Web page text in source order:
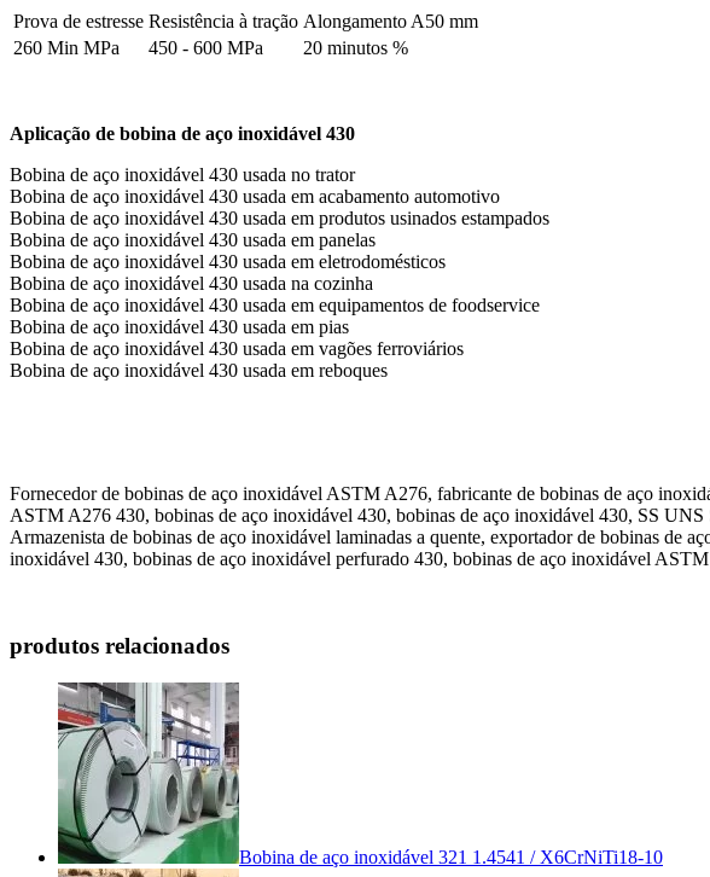
Prova de estresse Resistência à tração Alongamento A50 mm
260 Min MPa
450 - 600 MPa 20 minutos %
Aplicação de bobina de aço inoxidável 430
Bobina de aço inoxidável 430 usada no trator
Bobina de aço inoxidável 430 usada em acabamento automotivo
Bobina de aço inoxidável 430 usada em produtos usinados estampados
Bobina de aço inoxidável 430 usada em panelas
Bobina de aço inoxidável 430 usada em eletrodomésticos
Bobina de aço inoxidável 430 usada na cozinha
Bobina de aço inoxidável 430 usada em equipamentos de foodservice
Bobina de aço inoxidável 430 usada em pias
Bobina de aço inoxidável 430 usada em vagões ferroviários
Bobina de aço inoxidável 430 usada em reboques
Fornecedor de bobinas de aço inoxidável ASTM A276, fabricante de bobinas de aço
ASTM A276 430, bobinas de aço inoxidável 430, bobinas de aço inoxidável 430, SS UNS
Armazenista de bobinas de aço inoxidável laminadas a quente, exportador de bobinas de
inoxidável 430, bobinas de aço inoxidável perfurado 430, bobinas de aço inoxidável
produtos relacionados
Bobina de aço inoxidável 321 1.4541 / X6CrNiTi18-10